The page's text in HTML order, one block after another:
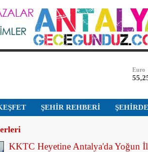
Bist-
Dolar
Euro
Altın
ŞEHİR REHBERİ
KKTC Heyetine Antalya'da Yoğun